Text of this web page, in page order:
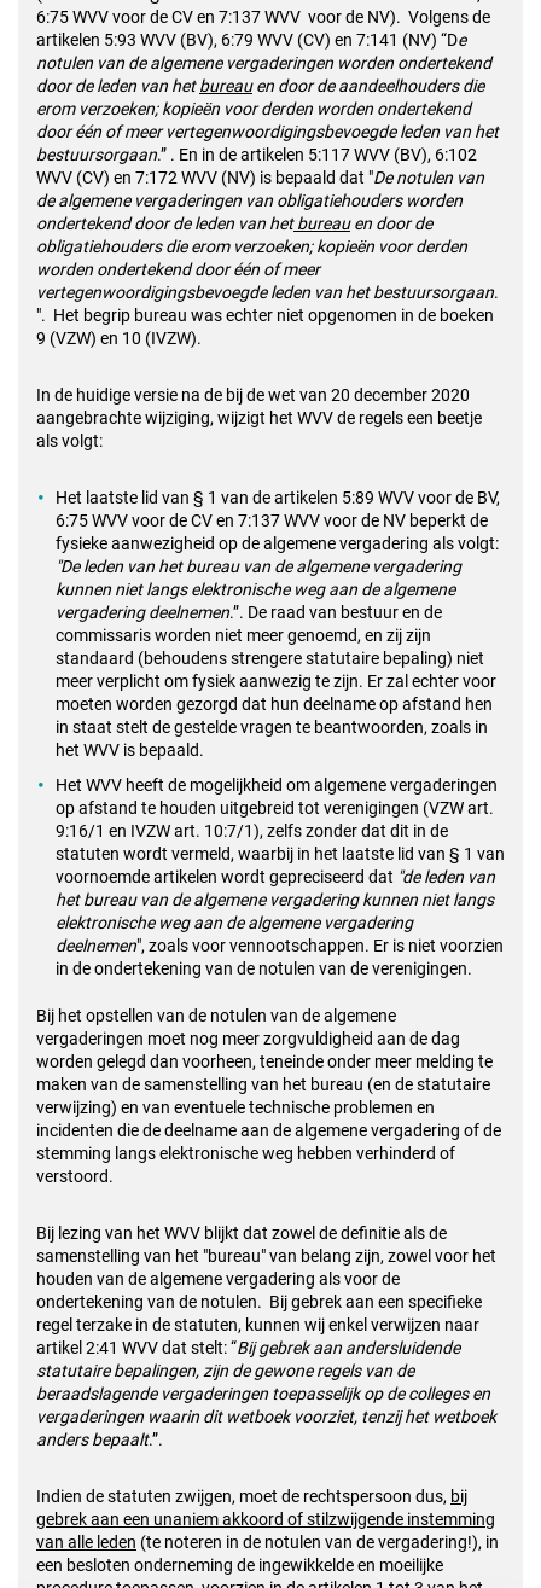
6:75 WVV voor de CV en 7:137 WVV voor de NV). Volgens de
artikelen 5:93 WVV (BV), 6:79 WVV (CV) en 7:141 (NV) “De
notulen van de algemene vergaderingen worden ondertekend
door de leden van hetbureauen door de aandeelhouders die
erom verzoeken; kopieën voor derden worden ondertekend
door één of meer vertegenwoordigingsbevoegde leden van het
bestuursorgaan.” . En in de artikelen 5:117 WVV (BV), 6:102
WVV (CV) en 7:172 WVV (NV) is bepaald dat "De notulen van
de algemene vergaderingen van obligatiehouders worden
ondertekend door de leden van hetbureauen door de
obligatiehouders die erom verzoeken; kopieën voor derden
worden ondertekend door één of meer
vertegenwoordigingsbevoegde leden van het bestuursorgaan.
". Het begrip bureau was echter niet opgenomen in de boeken
9 (VZW) en 10 (IVZW).
In de huidige versie na de bij de wet van 20 december 2020
aangebrachte wijziging, wijzigt het WVV de regels een beetje
als volgt:
Het laatste lid van § 1 van de artikelen 5:89 WVV voor de BV,
6:75 WVV voor de CV en 7:137 WVV voor de NV beperkt de
fysieke aanwezigheid op de algemene vergadering als volgt:
"De leden van het bureau van de algemene vergadering
kunnen niet langs elektronische weg aan de algemene
vergadering deelnemen.”. De raad van bestuur en de
commissaris worden niet meer genoemd, en zij zijn
standaard (behoudens strengere statutaire bepaling) niet
meer verplicht om fysiek aanwezig te zijn. Er zal echter voor
moeten worden gezorgd dat hun deelname op afstand hen
in staat stelt de gestelde vragen te beantwoorden, zoals in
het WVV is bepaald.
Het WVV heeft de mogelijkheid om algemene vergaderingen
op afstand te houden uitgebreid tot verenigingen (VZW art.
9:16/1 en IVZW art. 10:7/1), zelfs zonder dat dit in de
statuten wordt vermeld, waarbij in het laatste lid van § 1 van
voornoemde artikelen wordt gepreciseerd dat "de leden van
het bureau van de algemene vergadering kunnen niet langs
elektronische weg aan de algemene vergadering
deelnemen", zoals voor vennootschappen. Er is niet voorzien
in de ondertekening van de notulen van de verenigingen.
Bij het opstellen van de notulen van de algemene
vergaderingen moet nog meer zorgvuldigheid aan de dag
worden gelegd dan voorheen, teneinde onder meer melding te
maken van de samenstelling van het bureau (en de statutaire
verwijzing) en van eventuele technische problemen en
incidenten die de deelname aan de algemene vergadering of de
stemming langs elektronische weg hebben verhinderd of
verstoord.
Bij lezing van het WVV blijkt dat zowel de definitie als de
samenstelling van het "bureau" van belang zijn, zowel voor het
houden van de algemene vergadering als voor de
ondertekening van de notulen. Bij gebrek aan een specifieke
regel terzake in de statuten, kunnen wij enkel verwijzen naar
artikel 2:41 WVV dat stelt: “Bij gebrek aan andersluidende
statutaire bepalingen, zijn de gewone regels van de
beraadslagende vergaderingen toepasselijk op de colleges en
vergaderingen waarin dit wetboek voorziet, tenzij het wetboek
anders bepaalt.”.
Indien de statuten zwijgen, moet de rechtspersoon dus, bij
gebrek aan een unaniem akkoord of stilzwijgende instemming
van alle leden (te noteren in de notulen van de vergadering!), in
een besloten onderneming de ingewikkelde en moeilijke